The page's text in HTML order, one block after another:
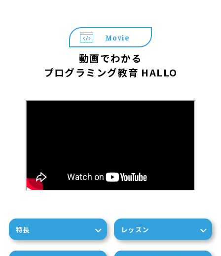
Movie
動画でわかる
プログラミング教育 HALLO
特長 レッスン